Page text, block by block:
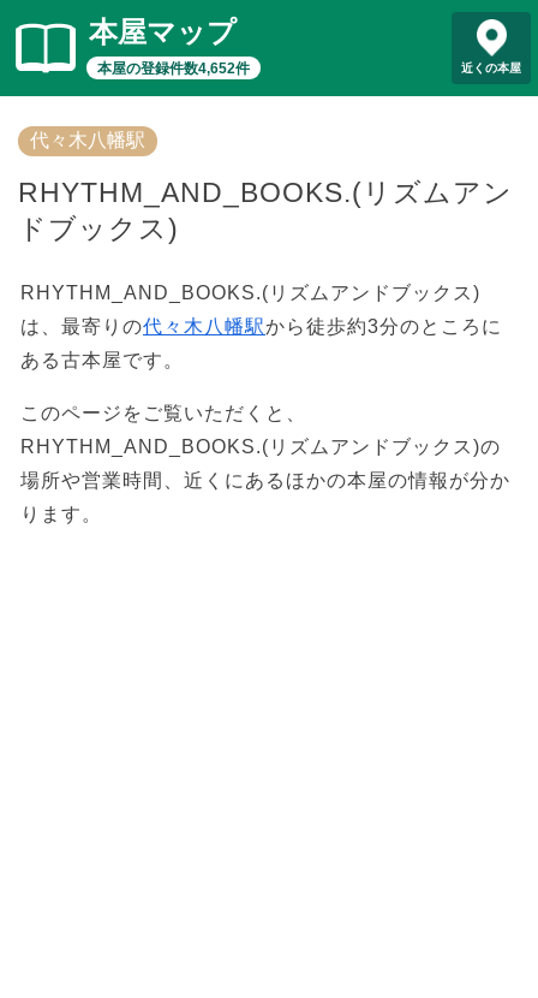
本屋マップ
本屋の登録件数4,652件 近くの本屋
代々木八幡駅
RHYTHM_AND_BOOKS.(リズムアン
ドブックス)
RHYTHM_AND_BOOKS.(リズムアンドブックス)
は、最寄りの代々木八幡駅から徒歩約3分のところに
ある古本屋です。
このページをご覧いただくと、
RHYTHM_AND_BOOKS.(リズムアンドブックス)の
場所や営業時間、近くにあるほかの本屋の情報が分か
ります。